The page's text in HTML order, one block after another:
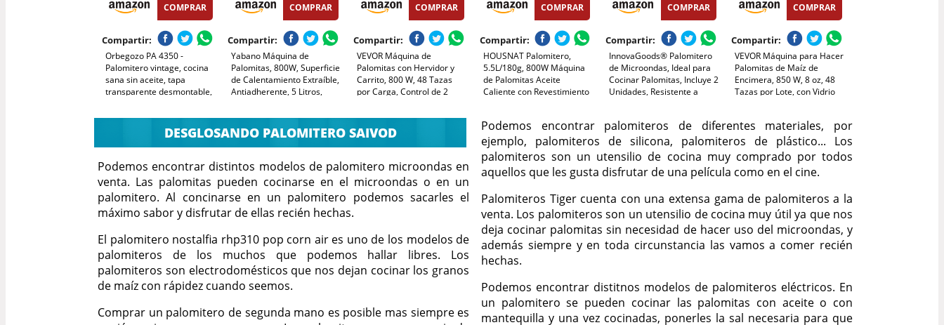
COMPRAR
Compartir:
Orbegozo PA 4350 -
Palomitero vintage, cocina
sana sin aceite, tapa
transparente desmontable,
minutos, fácil de usar, 1200
COMPRAR
Compartir:
Yabano Máquina de
Palomitas, 800W, Superficie
de Calentamiento Extraíble,
Antiadherente, 5 Litros,
Almacenamiento
Cómodo,sin BPA, Roja
COMPRAR
Compartir:
VEVOR Máquina de
Palomitas con Hervidor y
Carrito, 800 W, 48 Tazas
por Carga, Control de 2
Puerta de Policarbonato, 1
Cucharada y 3 Cucharas,
Tojo, para 6-8 Personas
COMPRAR
Compartir:
HOUSNAT Palomitero,
5.5L/180g, 800W Máquina
de Palomitas Aceite
Caliente con Revestimiento
Silenciosa y Rápida, 2 Tazas
Medidoras
COMPRAR
Compartir:
InnovaGoods® Palomitero
de Microondas, Ideal para
Cocinar Palomitas, Incluye 2
Unidades, Resistente a
Cinematográfica en Casa
COMPRAR
Compartir:
VEVOR Máquina para Hacer
Palomitas de Maíz de
Encimera, 850 W, 8 oz, 48
Tazas por Lote, con Vidrio
Rojo, Alto Rendimiento, 390
x 345 x 610 mm
DESGLOSANDO PALOMITERO SAIVOD
Podemos encontrar distintos modelos de palomitero microondas en
venta. Las palomitas pueden cocinarse en el microondas o en un
palomitero. Al concinarse en un palomitero podemos sacarles el
máximo sabor y disfrutar de ellas recién hechas.
El palomitero nostalfia rhp310 pop corn air es uno de los modelos de
palomiteros de los muchos que podemos hallar libres. Los
palomiteros son electrodomésticos que nos dejan cocinar los granos
de maíz con rápidez cuando seemos.
Comprar un palomitero de segunda mano es posible mas siempre es
Podemos encontrar palomiteros de diferentes materiales, por
ejemplo, palomiteros de silicona, palomiteros de plástico... Los
palomiteros son un utensilio de cocina muy comprado por todos
aquellos que les gusta disfrutar de una película como en el cine.
Palomiteros Tiger cuenta con una extensa gama de palomiteros a la
venta. Los palomiteros son un utensilio de cocina muy útil ya que nos
deja cocinar palomitas sin necesidad de hacer uso del microondas, y
además siempre y en toda circunstancia las vamos a comer recién
hechas.
Podemos encontrar distitnos modelos de palomiteros eléctricos. En
un palomitero se pueden cocinar las palomitas con aceite o con
mantequilla y una vez cocinadas, ponerles la sal necesaria para que